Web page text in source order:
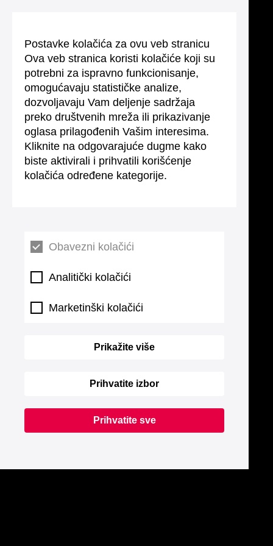
Postavke kolačića za ovu veb stranicu
Ova veb stranica koristi kolačiće koji su
potrebni za ispravno funkcionisanje,
omogućavaju statističke analize,
dozvoljavaju Vam deljenje sadržaja
preko društvenih mreža ili prikazivanje
oglasa prilagođenih Vašim interesima.
Kliknite na odgovarajuće dugme kako
biste aktivirali i prihvatili korišćenje
kolačića određene kategorije.
Obavezni kolačići
Analitički kolačići
Marketinški kolačići
Prikažite više
Prihvatite izbor
Prihvatite sve